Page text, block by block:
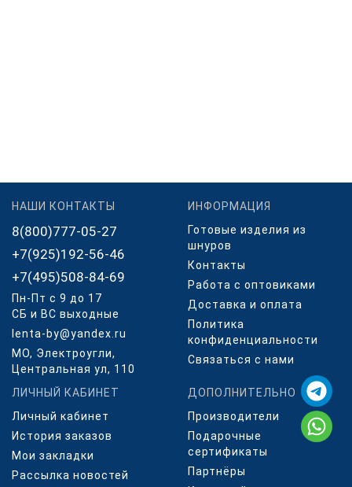
НАШИ КОНТАКТЫ
8(800)777-05-27
+7(925)192-56-46
+7(495)508-84-69
Пн-Пт с 9 до 17
СБ и ВС выходные
lenta-by@yandex.ru
МО, Электроугли,
Центральная ул, 110
ИНФОРМАЦИЯ
Готовые изделия из
шнуров
Контакты
Работа с оптовиками
Доставка и оплата
Политика
конфиденциальности
Связаться с нами
ЛИЧНЫЙ КАБИНЕТ
Личный кабинет
История заказов
Мои закладки
Рассылка новостей
ДОПОЛНИТЕЛЬНО
Производители
Подарочные
сертификаты
Партнёры